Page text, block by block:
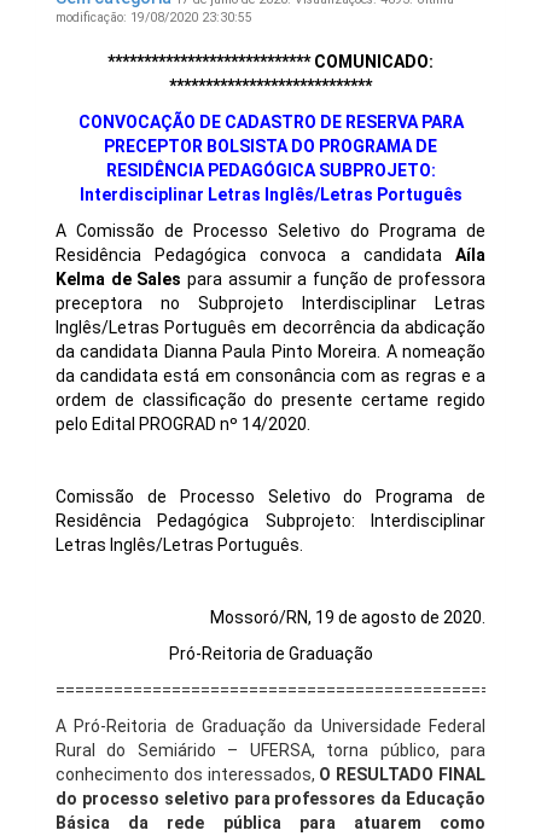
modificação: 19/08/2020 23:30:55
**************************** COMUNICADO:
****************************
CONVOCAÇÃO DE CADASTRO DE RESERVA PARA
PRECEPTOR BOLSISTA DO PROGRAMA DE
RESIDÊNCIA PEDAGÓGICA SUBPROJETO:
Interdisciplinar Letras Inglês/Letras Português
A Comissão de Processo Seletivo do Programa de
Residência Pedagógica convoca a candidata Aíla
Kelma de Sales para assumir a função de professora
preceptora no Subprojeto Interdisciplinar Letras
Inglês/Letras Português em decorrência da abdicação
da candidata Dianna Paula Pinto Moreira. A nomeação
da candidata está em consonância com as regras e a
ordem de classificação do presente certame regido
pelo Edital PROGRAD nº 14/2020.
Comissão de Processo Seletivo do Programa de
Residência Pedagógica Subprojeto: Interdisciplinar
Letras Inglês/Letras Português.
Mossoró/RN, 19 de agosto de 2020.
Pró-Reitoria de Graduação
A Pró-Reitoria de Graduação da Universidade Federal
Rural do Semiárido – UFERSA, torna público, para
conhecimento dos interessados, O RESULTADO FINAL
do processo seletivo para professores da Educação
Básica da rede pública para atuarem como